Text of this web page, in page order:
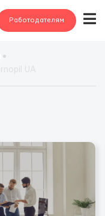
Работодателям